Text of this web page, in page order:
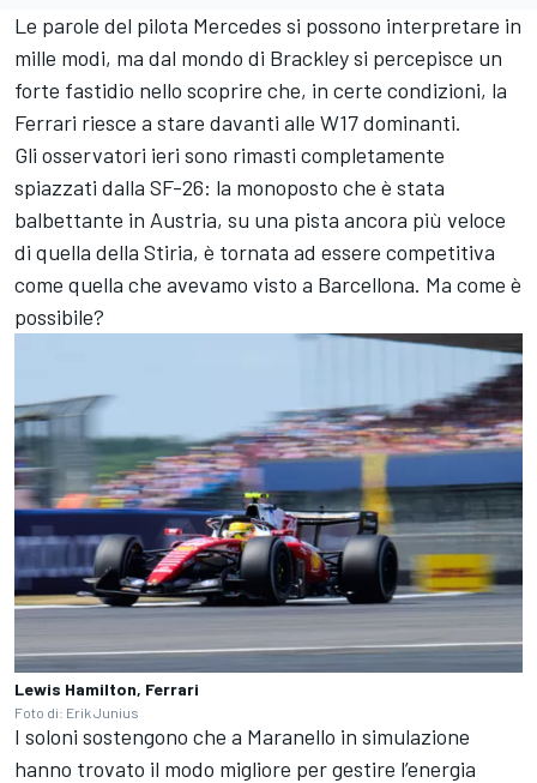
Le parole del pilota Mercedes si possono interpretare in
mille modi, ma dal mondo di Brackley si percepisce un
forte fastidio nello scoprire che, in certe condizioni, la
Ferrari riesce a stare davanti alle W17 dominanti.
Gli osservatori ieri sono rimasti completamente
spiazzati dalla SF-26: la monoposto che è stata
balbettante in Austria, su una pista ancora più veloce
di quella della Stiria, è tornata ad essere competitiva
come quella che avevamo visto a Barcellona. Ma come è
possibile?
Lewis Hamilton, Ferrari
Foto di: Erik Junius
I soloni sostengono che a Maranello in simulazione
hanno trovato il modo migliore per gestire l’energia